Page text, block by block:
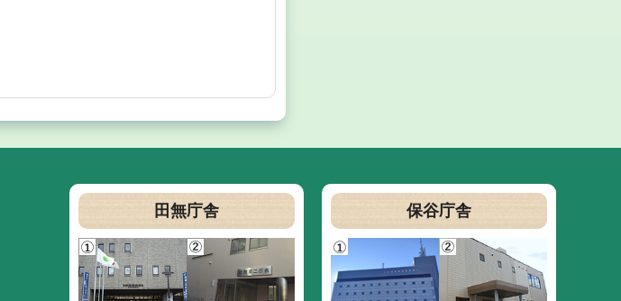
田無庁舎 保谷庁舎